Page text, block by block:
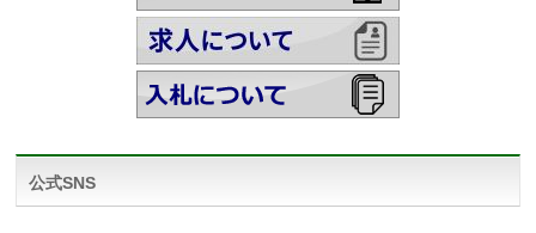
公式SNS